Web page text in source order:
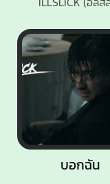
บอกฉัน